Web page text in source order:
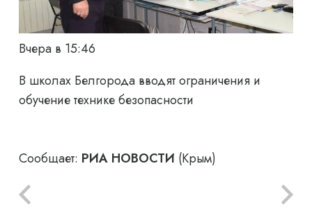
Вчера в 15:46
В школах Белгорода вводят ограничения и
обучение технике безопасности
Сообщает: РИА НОВОСТИ (Крым)